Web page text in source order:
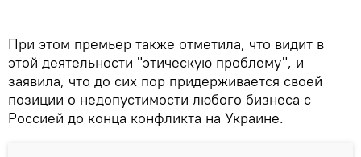
При этом премьер также отметила, что видит в
этой деятельности "этическую проблему", и
заявила, что до сих пор придерживается своей
позиции о недопустимости любого бизнеса с
Россией до конца конфликта на Украине.